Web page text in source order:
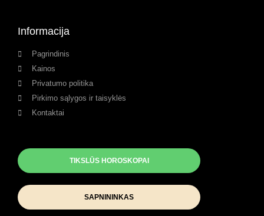
Informacija
Pagrindinis
Kainos
Privatumo politika
Pirkimo sąlygos ir taisyklės
Kontaktai
TIKSLŪS HOROSKOPAI
SAPNININKAS